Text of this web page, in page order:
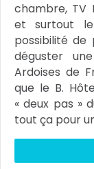
chambre, TV
et surtout
possibilité
déguster
Ardoises de
que le B.
« deux pas »
tout ça pour